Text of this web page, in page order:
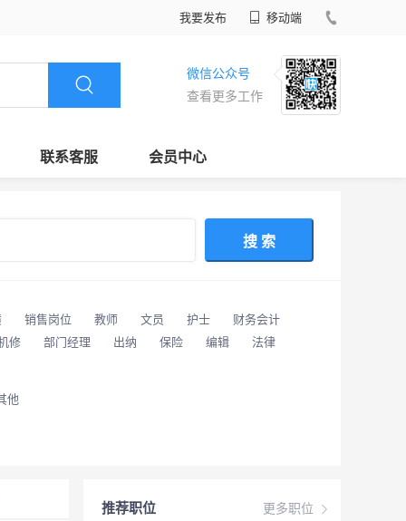
我要发布 移动端
微信公众号
查看更多工作
联系客服 会员中心
搜 索
销售岗位 教师 文员 护士
财务会计
修 部门经理 出纳 保险 编辑
法律
他
更多职位
推荐职位